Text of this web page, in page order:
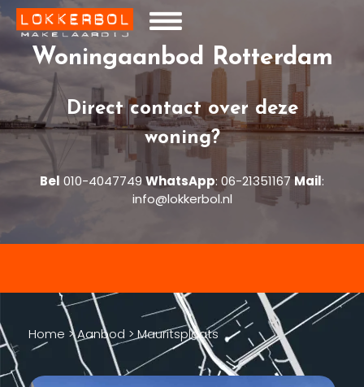
Woningaanbod Rotterdam
Direct contact over deze
woning?
Bel 010-4047749 WhatsApp: 06-21351167 Mail:
info@lokkerbol.nl
Home >Aanbod >Mauritsplaats